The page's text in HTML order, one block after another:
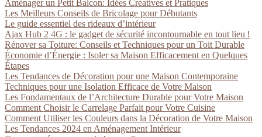
Aménager un Petit Balcon: Idées Créatives et Pratiques
Les Meilleurs Conseils de Bricolage pour Débutants
Le guide essentiel des rideaux d’intérieur
Ajax Hub 2 4G : le gadget de sécurité incontournable en tout lieu !
Rénover sa Toiture: Conseils et Techniques pour un Toit Durable
Économie d’Énergie : Isoler sa Maison Efficacement en Quelques
Étapes
Les Tendances de Décoration pour une Maison Contemporaine
Techniques pour une Isolation Efficace de Votre Maison
Les Fondamentaux de l’Architecture Durable pour Votre Maison
Comment Choisir le Carrelage Parfait pour Votre Cuisine
Comment Utiliser les Couleurs dans la Décoration de Votre Maison
Les Tendances 2024 en Aménagement Intérieur